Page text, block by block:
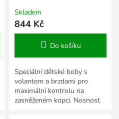
Skladem
844 Kč
Do košíku
Speciální dětské boby s
volantem a brzdami pro
maximální kontrolu na
zasněženém kopci. Nosnost